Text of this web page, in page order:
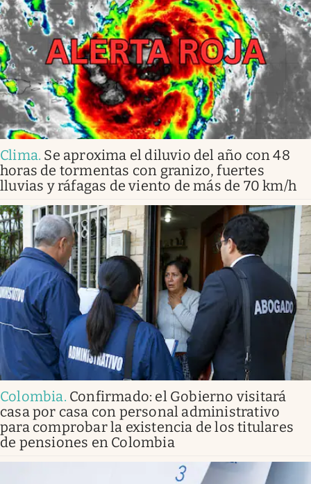
Clima. Se aproxima el diluvio del año con 48
horas de tormentas con granizo, fuertes
lluvias y ráfagas de viento de más de 70 km/h
Colombia. Confirmado: el Gobierno visitará
casa por casa con personal administrativo
para comprobar la existencia de los titulares
de pensiones en Colombia